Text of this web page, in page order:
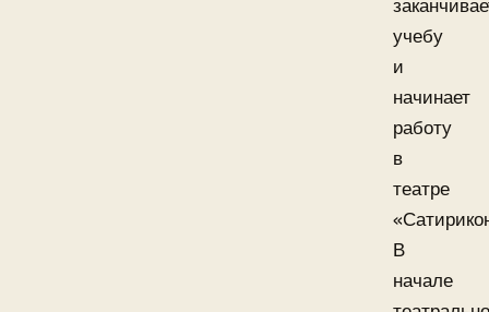
учебу
и
начинает
работу
в
театре
В
начале